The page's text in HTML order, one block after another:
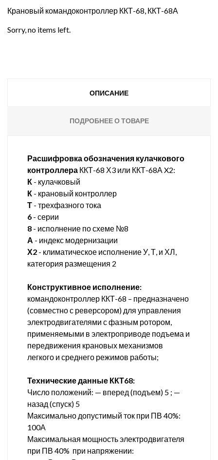
Крановый командоконтроллер ККТ-68, ККТ-68А
Sorry, no items left.
ОПИСАНИЕ
ПОДРОБНЕЕ О ТОВАРЕ
Расшифровка обозначения кулачкового
контроллера ККТ-68 Х3 или ККТ-68А X2:
К - кулачковый
К - крановый контроллер
Т - трехфазного тока
6 - серии
8 - исполнение по схеме №8
А - индекс модернизации
Х2 - климатическое исполнение У, Т, и ХЛ,
категория размещения 2
Конструктивное исполнение:
командоконтроллер ККТ-68 – предназначено
(совместно с реверсором) для управления
электродвигателями с фазным ротором,
применяемыми в электроприводе подъема и
передвижения крановых механизмов
легкого и среднего режимов работы;
Технические данные ККТ68:
Число положений: — вперед (подъем) 5 ; —
назад (спуск) 5
Максимально допустимый ток при ПВ 40%:
100А
Максимальная мощность электродвигателя
при ПВ 40% при напряжении: